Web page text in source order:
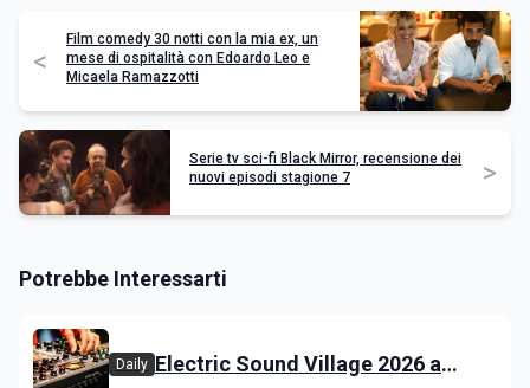
<
Film comedy 30 notti con la mia ex, un
mese di ospitalità con Edoardo Leo e
Micaela Ramazzotti
Serie tv sci-fi Black Mirror, recensione dei
nuovi episodi stagione 7
>
Potrebbe Interessarti
Daily Electric Sound Village 2026 a